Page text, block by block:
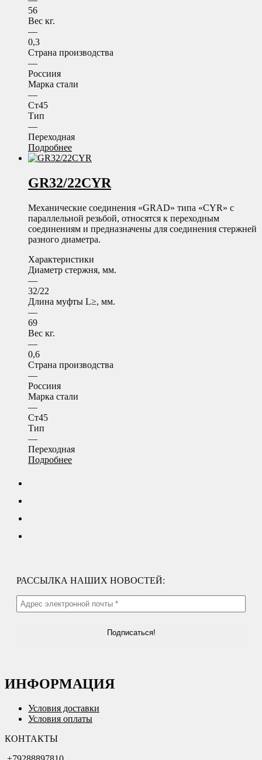
56
Вес кг.
—
0,3
Страна производства
—
Россиия
Марка стали
—
Ст45
Тип
—
Переходная
Подробнее
GR32/22CYR
Механические соединения «GRAD» типа «CYR» с
параллельной резьбой, относятся к переходным
соединениям и предназначены для соединения стержней
разного диаметра.
Характеристики
Диаметр стержня, мм.
—
32/22
Длина муфты L≥, мм.
—
69
Вес кг.
—
0,6
Страна производства
—
Россиия
Марка стали
—
Ст45
Тип
—
Переходная
Подробнее
РАССЫЛКА НАШИХ НОВОСТЕЙ:
ИНФОРМАЦИЯ
Условия доставки
Условия оплаты
КОНТАКТЫ